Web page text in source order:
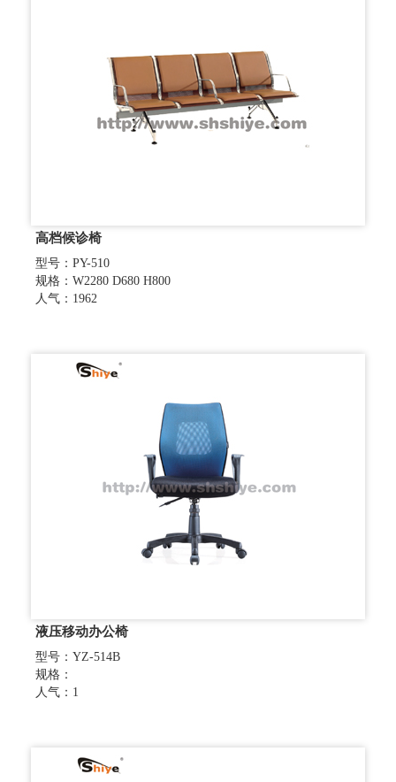
高档候诊椅
型号：PY-510
规格：W2280 D680 H800
人气：1962
液压移动办公椅
型号：YZ-514B
规格：
人气：1